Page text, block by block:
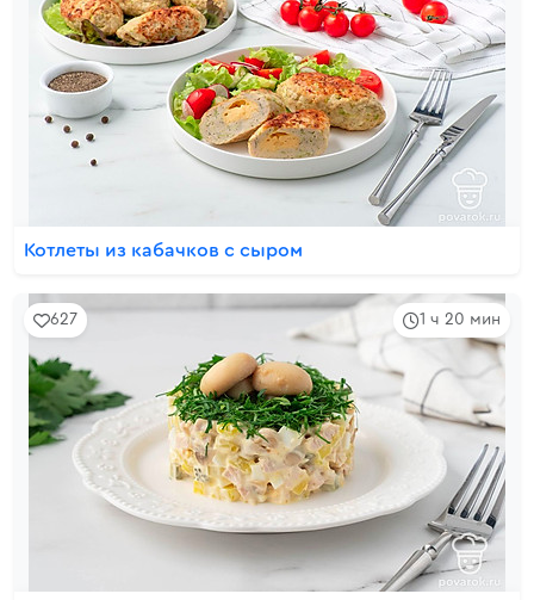
Котлеты из кабачков с сыром
1 ч 20 мин
627